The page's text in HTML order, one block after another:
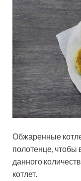
Обжаренные
полотенце, чтобы
данного
котлет.